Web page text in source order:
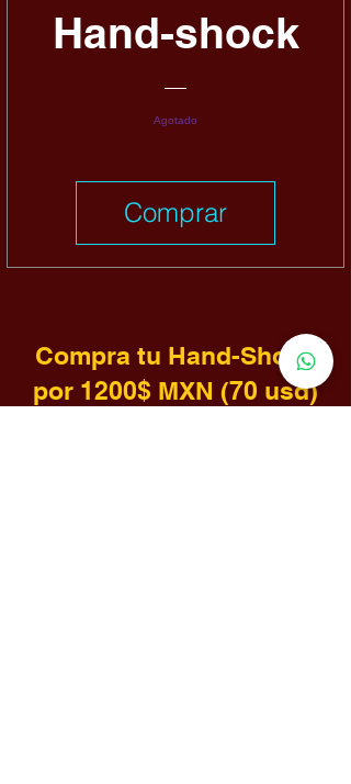
Hand-shock
Agotado
Comprar
Compra tu Hand-Shock
por 1200$ MXN (70 usd)